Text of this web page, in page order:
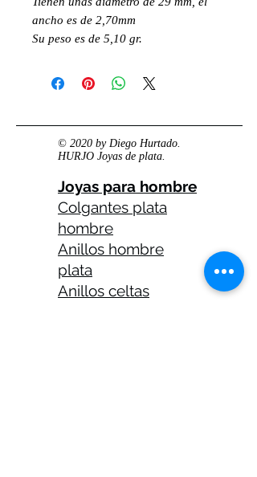
ancho es de 2,70mm
Su peso es de 5,10 gr.
© 2020 by Diego Hurtado.
HURJO Joyas de plata.
Joyas para hombre
Colgantes plata
hombre
Anillos hombre
plata
Anillos celtas